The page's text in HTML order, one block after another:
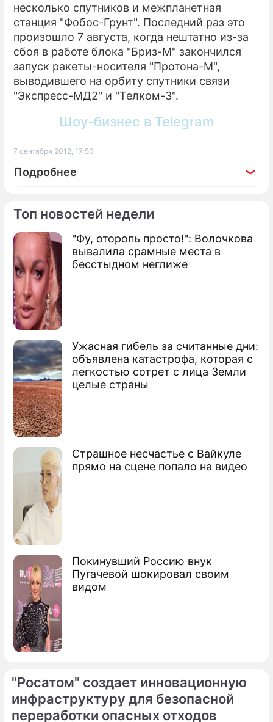
Топ новостей недели
"Фу, оторопь просто!": Волочкова
вывалила срамные места в
бесстыдном неглиже
Ужасная гибель за считанные дни:
объявлена катастрофа, которая с
легкостью сотрет с лица Земли
целые страны
Страшное несчастье с Вайкуле
прямо на сцене попало на видео
Покинувший Россию внук
Пугачевой шокировал своим
видом
несколько спутников и межпланетная
станция "Фобос-Грунт". Последний раз это
произошло 7 августа, когда нештатно из-за
сбоя в работе блока "Бриз-М" закончился
запуск ракеты-носителя "Протона-М",
выводившего на орбиту спутники связи
"Экспресс-МД2" и "Телком-3".
Шоу-бизнес в Telegram
7 сентября 2012, 17:50
Подробнее
По теме
Продолжение: Роскосмосу
Путин уволил директора космического
центра
Кризис на Западе поможет армии
России
Рогозин устроил "разнос" главе
Роскосмоса
"Росатом" создает инновационную
инфраструктуру для безопасной
переработки опасных отходов